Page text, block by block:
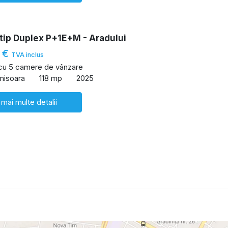
Duplex P+1E+M - Aradului
€ TVA inclus
5 camere de vânzare
118 mp 2025
multe detalii